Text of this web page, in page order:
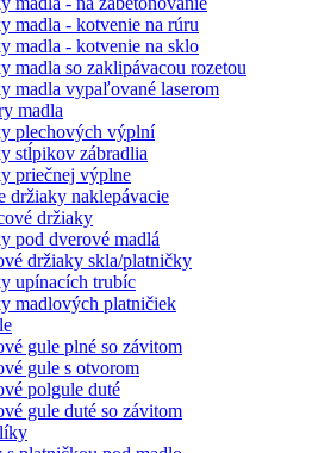
madla - kotvenie na rúru
madla - kotvenie na sklo
madla so zaklipávacou rozetou
madla vypaľované laserom
madla
plechových výplní
stĺpikov zábradlia
priečnej výplne
držiaky naklepávacie
držiaky
pod dverové madlá
držiaky skla/platničky
upínacích trubíc
madlových platničiek
gule plné so závitom
gule s otvorom
polgule duté
gule duté so závitom